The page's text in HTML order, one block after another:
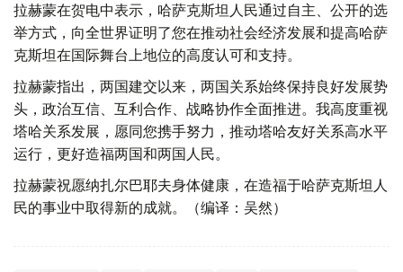
拉赫蒙在贺电中表示，哈萨克斯坦人民通过自主、公开的选
举方式，向全世界证明了您在推动社会经济发展和提高哈萨
克斯坦在国际舞台上地位的高度认可和支持。
拉赫蒙指出，两国建交以来，两国关系始终保持良好发展势
头，政治互信、互利合作、战略协作全面推进。我高度重视
塔哈关系发展，愿同您携手努力，推动塔哈友好关系高水平
运行，更好造福两国和两国人民。
拉赫蒙祝愿纳扎尔巴耶夫身体健康，在造福于哈萨克斯坦人
民的事业中取得新的成就。（编译：吴然）